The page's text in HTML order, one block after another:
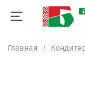
Главная